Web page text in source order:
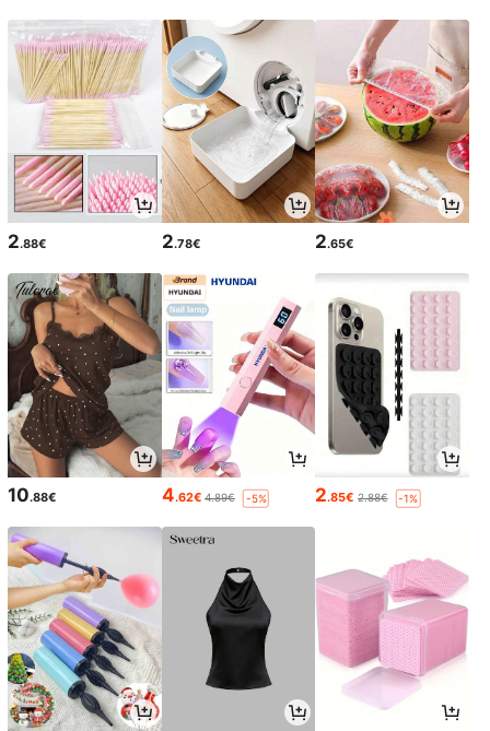
2.88€ 2.78€ 2.65€
10.88€ 4.62€ 4.89€ -5% 2.85€ 2.88€ -1%